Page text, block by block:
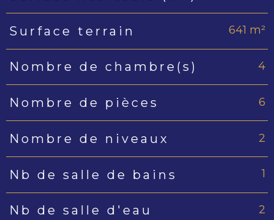
Surface terrain 641 m²
Nombre de chambre(s) 4
Nombre de pièces 6
Nombre de niveaux 2
Nb de salle de bains 1
Nb de salle d'eau 2